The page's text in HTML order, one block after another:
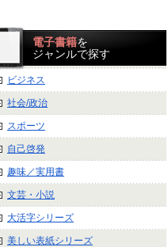
電子書籍を
ジャンルで探す
ビジネス
社会/政治
スポーツ
自己啓発
趣味／実用書
文芸・小説
大活字シリーズ
美しい表紙シリーズ